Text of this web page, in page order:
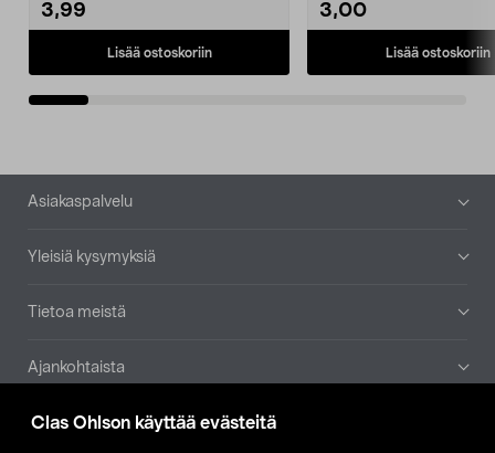
Clas Ohlson käyttää evästeitä
3,99
Lisää ostoskoriin
3,00
Lisää ostoskoriin
Alatunniste
Asiakaspalvelu
Yleisiä kysymyksiä
Tietoa meistä
Ajankohtaista
Muut yrityksemme